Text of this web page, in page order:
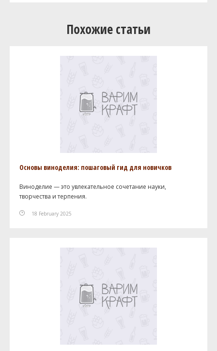
Похожие статьи
Основы виноделия: пошаговый гид для новичков
Виноделие — это увлекательное сочетание науки,
творчества и терпения.
18 February 2025